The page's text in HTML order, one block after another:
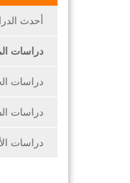
أحدث
دراسات
دراسات
دراسات
دراسات